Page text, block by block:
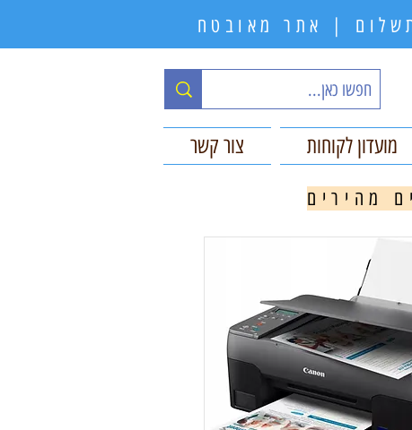
| אתר מאובטח
מועדון לקוחות צור קשר